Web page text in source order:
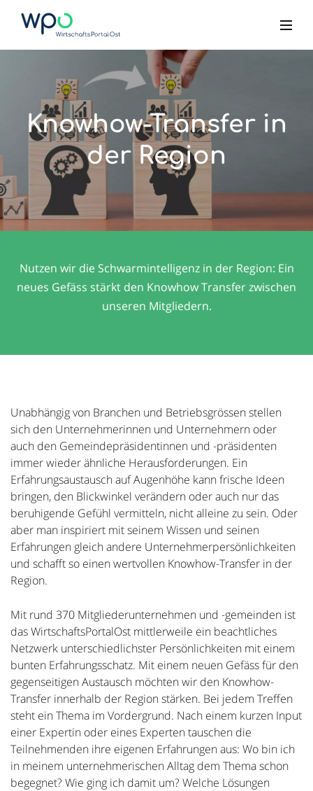
Knowhow-Transfer in
der Region
Nutzen wir die Schwarmintelligenz in der Region: Ein
neues Gefäss stärkt den Knowhow Transfer zwischen
unseren Mitgliedern.
Unabhängig von Branchen und Betriebsgrössen stellen
sich den Unternehmerinnen und Unternehmern oder
auch den Gemeindepräsidentinnen und -präsidenten
immer wieder ähnliche Herausforderungen. Ein
Erfahrungsaustausch auf Augenhöhe kann frische Ideen
bringen, den Blickwinkel verändern oder auch nur das
beruhigende Gefühl vermitteln, nicht alleine zu sein. Oder
aber man inspiriert mit seinem Wissen und seinen
Erfahrungen gleich andere Unternehmerpersönlichkeiten
und schafft so einen wertvollen Knowhow-Transfer in der
Region.
Mit rund 370 Mitgliederunternehmen und -gemeinden ist
das WirtschaftsPortalOst mittlerweile ein beachtliches
Netzwerk unterschiedlichster Persönlichkeiten mit einem
bunten Erfahrungsschatz. Mit einem neuen Gefäss für den
gegenseitigen Austausch möchten wir den Knowhow-
Transfer innerhalb der Region stärken. Bei jedem Treffen
steht ein Thema im Vordergrund. Nach einem kurzen Input
einer Expertin oder eines Experten tauschen die
Teilnehmenden ihre eigenen Erfahrungen aus: Wo bin ich
in meinem unternehmerischen Alltag dem Thema schon
begegnet? Wie ging ich damit um? Welche Lösungen